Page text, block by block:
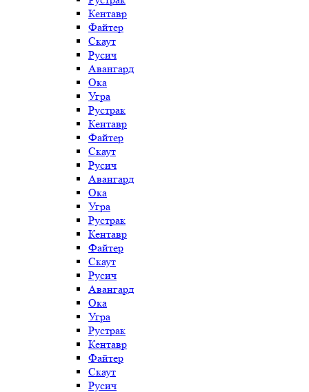
Кентавр
Файтер
Скаут
Русич
Авангард
Ока
Угра
Рустрак
Кентавр
Файтер
Скаут
Русич
Авангард
Ока
Угра
Рустрак
Кентавр
Файтер
Скаут
Русич
Авангард
Ока
Угра
Рустрак
Кентавр
Файтер
Скаут
Русич